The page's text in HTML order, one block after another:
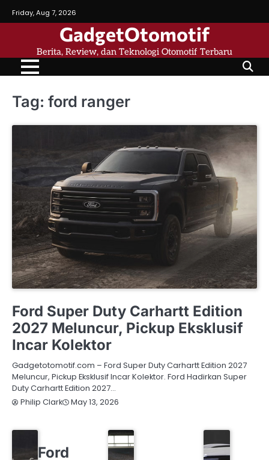
to
Friday, Aug 7, 2026
GadgetOtomotif
Berita, Review, dan Teknologi Otomotif Terbaru
Tag: ford ranger
Ford Super Duty Carhartt Edition
2027 Meluncur, Pickup Eksklusif
Incar Kolektor
Gadgetotomotif.com – Ford Super Duty Carhartt Edition 2027
Meluncur, Pickup Eksklusif Incar Kolektor. Ford Hadirkan Super
Duty Carhartt Edition 2027…
Philip Clark
May 13, 2026
Ford